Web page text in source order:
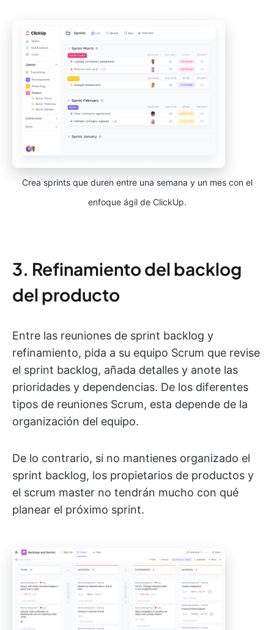
Crea sprints que duren entre una semana y un mes con el
enfoque ágil de ClickUp.
3. Refinamiento del backlog
del producto
Entre las reuniones de sprint backlog y
refinamiento, pida a su equipo Scrum que revise
el sprint backlog, añada detalles y anote las
prioridades y dependencias. De los diferentes
tipos de reuniones Scrum, esta depende de la
organización del equipo.
De lo contrario, si no mantienes organizado el
sprint backlog, los propietarios de productos y
el scrum master no tendrán mucho con qué
planear el próximo sprint.